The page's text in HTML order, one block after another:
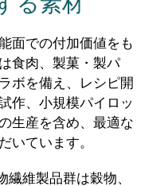
面での付加価値をも
食肉、製菓・製パ
ボを備え、レシピ開
作、小規模パイロッ
生産を含め、最適な
いています。
繊維製品群は穀物、